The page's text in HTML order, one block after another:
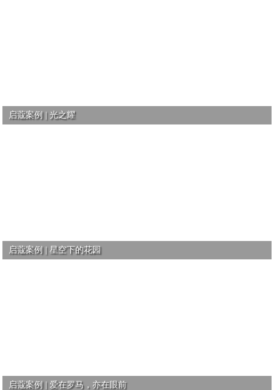
启蔻案例 | 光之耀
启蔻案例 | 星空下的花园
启蔻案例 | 爱在罗马，亦在眼前